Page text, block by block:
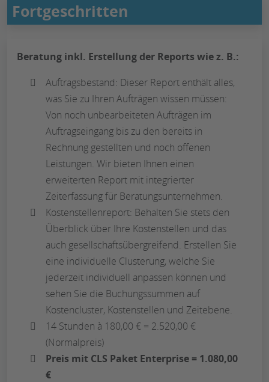
Fortgeschritten
Beratung inkl. Erstellung der Reports wie z. B.:
Auftragsbestand: Dieser Report enthält alles,
was Sie zu Ihren Aufträgen wissen müssen:
Von noch unbearbeiteten Aufträgen im
Auftragseingang bis zu den bereits in
Rechnung gestellten und noch offenen
Leistungen. Wir bieten Ihnen einen
erweiterten Report mit integrierter
Zeiterfassung für Beratungsunternehmen.
Kostenstellenreport: Behalten Sie stets den
Überblick über Ihre Kostenstellen und das
auch gesellschaftsübergreifend. Erstellen Sie
eine individuelle Clusterung, welche Sie
jederzeit individuell anpassen können und
sehen Sie die Buchungssummen auf
Kostencluster, Kostenstellen und Zeitebene.
14 Stunden à 180,00 € = 2.520,00 €
(Normalpreis)
Preis mit CLS Paket Enterprise = 1.080,00
€